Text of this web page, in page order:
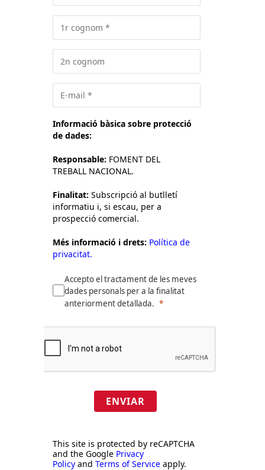
Informació bàsica sobre protecció
de dades:
Responsable: FOMENT DEL
TREBALL NACIONAL.
Finalitat: Subscripció al butlletí
informatiu i, si escau, per a
prospecció comercial.
Més informació i drets: Política de
privacitat.
Accepto el tractament de les meves
dades personals per a la finalitat
anteriorment detallada.
ENVIAR
This site is protected by reCAPTCHA
and the Google Privacy
Policy and Terms of Service apply.